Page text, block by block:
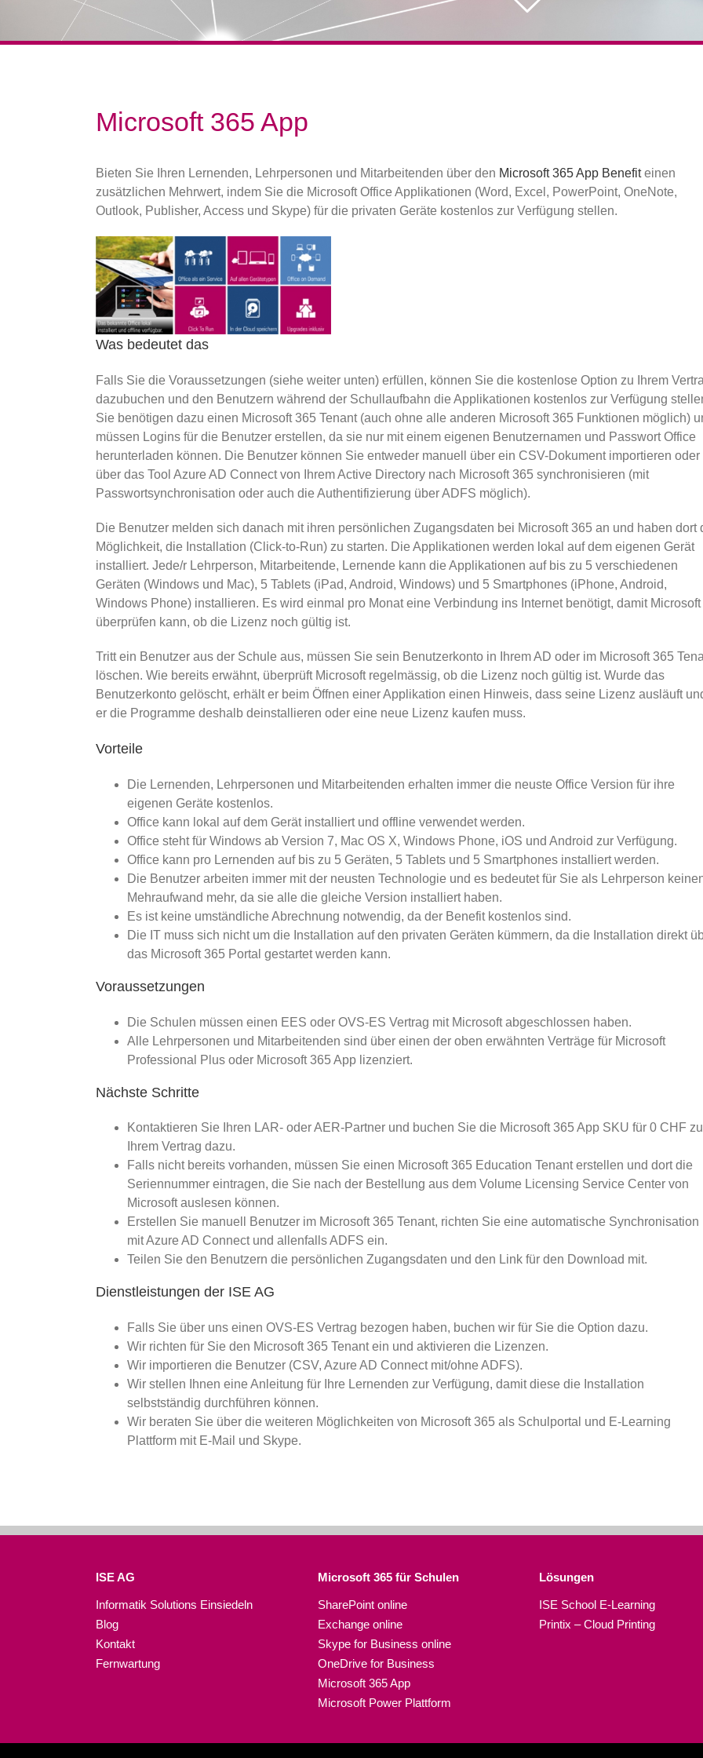
Microsoft 365 App
Bieten Sie Ihren Lernenden, Lehrpersonen und Mitarbeitenden über den Microsoft 365 App Benefiteinen
zusätzlichen Mehrwert, indem Sie die Microsoft Office Applikationen (Word, Excel, PowerPoint, OneNote,
Outlook, Publisher, Access und Skype) für die privaten Geräte kostenlos zur Verfügung stellen.
Was bedeutet das
Falls Sie die Voraussetzungen (siehe weiter unten) erfüllen, können Sie die kostenlose Option zu Ihrem
dazubuchen und den Benutzern während der Schullaufbahn die Applikationen kostenlos zur Verfügung
Sie benötigen dazu einen Microsoft 365 Tenant (auch ohne alle anderen Microsoft 365 Funktionen möglich)
müssen Logins für die Benutzer erstellen, da sie nur mit einem eigenen Benutzernamen und Passwort Office
herunterladen können. Die Benutzer können Sie entweder manuell über ein CSV-Dokument importieren oder
über das Tool Azure AD Connect von Ihrem Active Directory nach Microsoft 365 synchronisieren (mit
Passwortsynchronisation oder auch die Authentifizierung über ADFS möglich).
Die Benutzer melden sich danach mit ihren persönlichen Zugangsdaten bei Microsoft 365 an und haben dort
Möglichkeit, die Installation (Click-to-Run) zu starten. Die Applikationen werden lokal auf dem eigenen Gerät
installiert. Jede/r Lehrperson, Mitarbeitende, Lernende kann die Applikationen auf bis zu 5 verschiedenen
Geräten (Windows und Mac), 5 Tablets (iPad, Android, Windows) und 5 Smartphones (iPhone, Android,
Windows Phone) installieren. Es wird einmal pro Monat eine Verbindung ins Internet benötigt, damit Microsoft
überprüfen kann, ob die Lizenz noch gültig ist.
Tritt ein Benutzer aus der Schule aus, müssen Sie sein Benutzerkonto in Ihrem AD oder im Microsoft 365
löschen. Wie bereits erwähnt, überprüft Microsoft regelmässig, ob die Lizenz noch gültig ist. Wurde das
Benutzerkonto gelöscht, erhält er beim Öffnen einer Applikation einen Hinweis, dass seine Lizenz ausläuft
er die Programme deshalb deinstallieren oder eine neue Lizenz kaufen muss.
Vorteile
Die Lernenden, Lehrpersonen und Mitarbeitenden erhalten immer die neuste Office Version für ihre
eigenen Geräte kostenlos.
Office kann lokal auf dem Gerät installiert und offline verwendet werden.
Office steht für Windows ab Version 7, Mac OS X, Windows Phone, iOS und Android zur Verfügung.
Office kann pro Lernenden auf bis zu 5 Geräten, 5 Tablets und 5 Smartphones installiert werden.
Die Benutzer arbeiten immer mit der neusten Technologie und es bedeutet für Sie als Lehrperson
Mehraufwand mehr, da sie alle die gleiche Version installiert haben.
Es ist keine umständliche Abrechnung notwendig, da der Benefit kostenlos sind.
Die IT muss sich nicht um die Installation auf den privaten Geräten kümmern, da die Installation direkt
das Microsoft 365 Portal gestartet werden kann.
Voraussetzungen
Die Schulen müssen einen EES oder OVS-ES Vertrag mit Microsoft abgeschlossen haben.
Alle Lehrpersonen und Mitarbeitenden sind über einen der oben erwähnten Verträge für Microsoft
Professional Plus oder Microsoft 365 App lizenziert.
Nächste Schritte
Kontaktieren Sie Ihren LAR- oder AER-Partner und buchen Sie die Microsoft 365 App SKU für 0 CHF zu
Ihrem Vertrag dazu.
Falls nicht bereits vorhanden, müssen Sie einen Microsoft 365 Education Tenant erstellen und dort die
Seriennummer eintragen, die Sie nach der Bestellung aus dem Volume Licensing Service Center von
Microsoft auslesen können.
Erstellen Sie manuell Benutzer im Microsoft 365 Tenant, richten Sie eine automatische Synchronisation
mit Azure AD Connect und allenfalls ADFS ein.
Teilen Sie den Benutzern die persönlichen Zugangsdaten und den Link für den Download mit.
Dienstleistungen der ISE AG
Falls Sie über uns einen OVS-ES Vertrag bezogen haben, buchen wir für Sie die Option dazu.
Wir richten für Sie den Microsoft 365 Tenant ein und aktivieren die Lizenzen.
Wir importieren die Benutzer (CSV, Azure AD Connect mit/ohne ADFS).
Wir stellen Ihnen eine Anleitung für Ihre Lernenden zur Verfügung, damit diese die Installation
selbstständig durchführen können.
Wir beraten Sie über die weiteren Möglichkeiten von Microsoft 365 als Schulportal und E-Learning
Plattform mit E-Mail und Skype.
ISE AG
Informatik Solutions Einsiedeln
Blog
Kontakt
Fernwartung
Microsoft 365 für Schulen​
SharePoint online
Exchange online
Skype for Business online
OneDrive for Business
Microsoft 365 App
Microsoft Power Plattform
Lösungen
ISE School E-Learning
Printix – Cloud Printing